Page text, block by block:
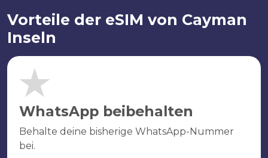
Vorteile der eSIM von Cayman
Inseln
WhatsApp beibehalten
Behalte deine bisherige WhatsApp-Nummer
bei.